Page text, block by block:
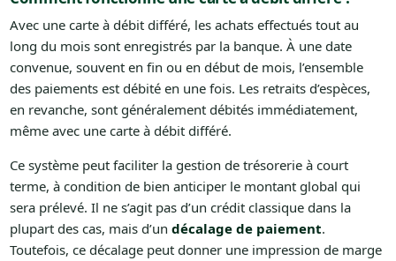
Avec une carte à débit différé, les achats effectués tout au
long du mois sont enregistrés par la banque. À une date
convenue, souvent en fin ou en début de mois, l’ensemble
des paiements est débité en une fois. Les retraits d’espèces,
en revanche, sont généralement débités immédiatement,
même avec une carte à débit différé.
Ce système peut faciliter la gestion de trésorerie à court
terme, à condition de bien anticiper le montant global qui
sera prélevé. Il ne s’agit pas d’un crédit classique dans la
plupart des cas, mais d’un décalage de paiement.
Toutefois, ce décalage peut donner une impression de marge